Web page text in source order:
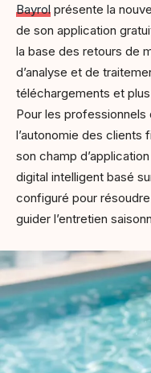
Bayrol présente la
de son application
la base des retours de
d’analyse et de
téléchargements et
Pour les
l’autonomie des clients
son champ
digital intelligent basé
configuré pour
guider l’entretien